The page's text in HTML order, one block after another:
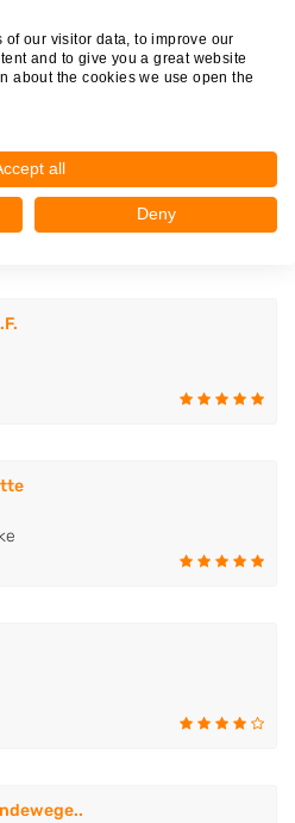
de buurt
our visitor data, to improve our
and to give you a great website
about the cookies we use open the
all
Deny